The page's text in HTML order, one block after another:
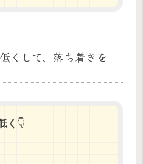
くして、落ち着きを
く 👇